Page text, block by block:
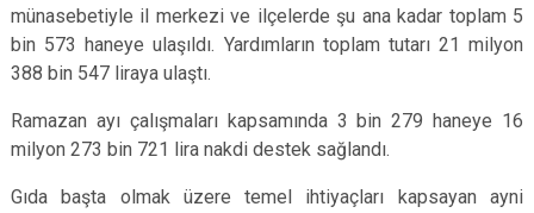
münasebetiyle il merkezi ve ilçelerde şu ana kadar toplam 5
bin 573 haneye ulaşıldı. Yardımların toplam tutarı 21 milyon
388 bin 547 liraya ulaştı.
Ramazan ayı çalışmaları kapsamında 3 bin 279 haneye 16
milyon 273 bin 721 lira nakdi destek sağlandı.
Gıda başta olmak üzere temel ihtiyaçları kapsayan ayni